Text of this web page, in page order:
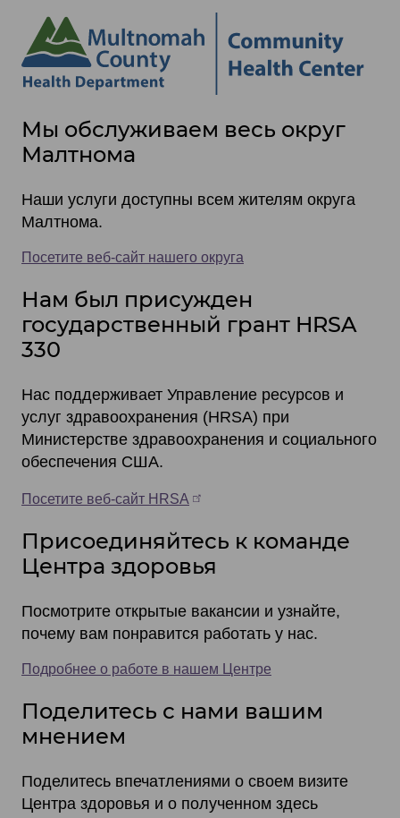
Site
footer
Мы обслуживаем весь округ
Малтнома
Наши услуги доступны всем жителям округа
Малтнома.
Посетите веб-сайт нашего округа
Нам был присужден
государственный грант HRSA
330
Нас поддерживает Управление ресурсов и
услуг здравоохранения (HRSA) при
Министерстве здравоохранения и социального
обеспечения США.
Посетите веб-сайт HRSA
Присоединяйтесь к команде
Центра здоровья
Посмотрите открытые вакансии и узнайте,
почему вам понравится работать у нас.
Подробнее о работе в нашем Центре
Поделитесь с нами вашим
мнением
Поделитесь впечатлениями о своем визите
Центра здоровья и о полученном здесь